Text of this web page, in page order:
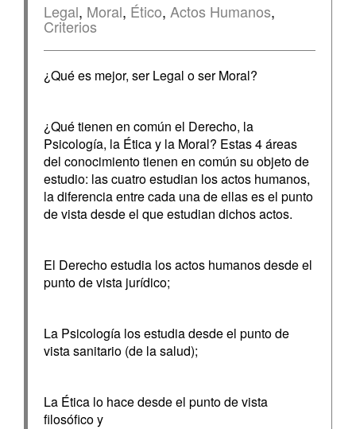
Legal, Moral, Ético, Actos Humanos,
Criterios
¿Qué es mejor, ser Legal o ser Moral?
¿Qué tienen en común el Derecho, la
Psicología, la Ética y la Moral? Estas 4 áreas
del conocimiento tienen en común su objeto de
estudio: las cuatro estudian los actos humanos,
la diferencia entre cada una de ellas es el punto
de vista desde el que estudian dichos actos.
El Derecho estudia los actos humanos desde el
punto de vista jurídico;
La Psicología los estudia desde el punto de
vista sanitario (de la salud);
La Ética lo hace desde el punto de vista
filosófico y